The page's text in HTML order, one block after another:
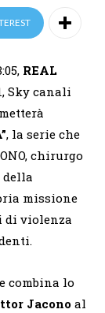
REAL
Sky canali
, la serie che
chirurgo
della
missione
di violenza
combina lo
Jacono al